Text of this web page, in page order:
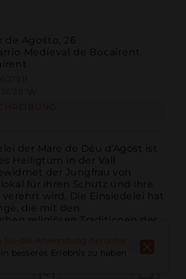
de Agosto, 26
Medieval de Bocairent.
der Mare de Déu d’Agost ist
Heiligtum in der Vall
der Jungfrau von
für ihren Schutz und ihre
wird. Die Einsiedelei hat
die mit den
religiösen Traditionen der
besseres Erlebnis zu haben